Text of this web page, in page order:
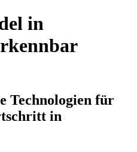
in
Technologien für
in